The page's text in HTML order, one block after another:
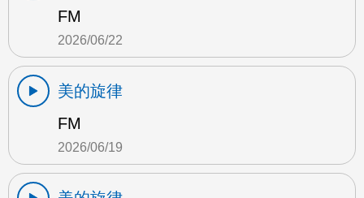
FM
2026/06/22
美的旋律
FM
2026/06/19